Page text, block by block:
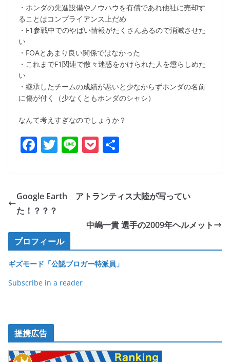
・ホンダの先進設備やノウハウを有償であれ他社に売却す
ることはコンプライアンス上だめ
・F1参戦中でのやばい情報がたくさんあるので消滅させた
い
・FOAとあまり良い関係ではなかった
・これまでF1関連で散々迷惑をかけられた人を懲らしめた
い
・継承したチームの成績が悪いと少なからずホンダの名前
に傷が付く（少なくともホンダのシャシ）
なんて考えすぎなのでしょうか？
F
e
b
o
o
k
T
er
Li P
et
Google Earth アトランティス大陸が写ってい
た！？？？
中嶋一貴 選手の2009年ヘルメット
プロフィール
ギズモード「公認ブロガー特派員」
Subscribe in a reader
提携広告